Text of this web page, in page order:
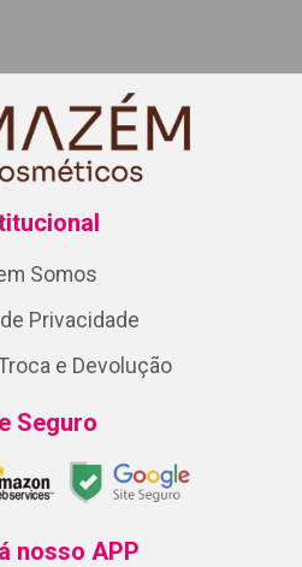
Somos
Privacidade
e Devolução
Seguro
nosso APP